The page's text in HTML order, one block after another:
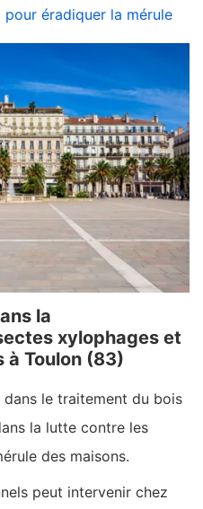
éradiquer la mérule
la
xylophages et
à Toulon (83)
le traitement du bois
la lutte contre les
des maisons.
peut intervenir chez